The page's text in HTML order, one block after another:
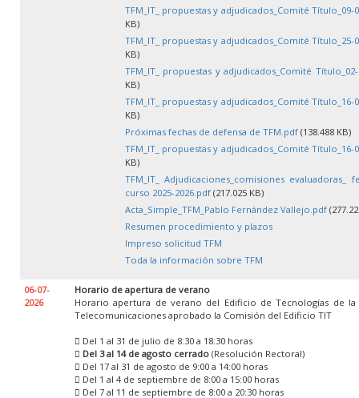
TFM_IT_ propuestas y adjudicados_Comité Título_09-
KB)
TFM_IT_ propuestas y adjudicados_Comité Título_25-
KB)
TFM_IT_ propuestas y adjudicados_Comité Título_02-
KB)
TFM_IT_ propuestas y adjudicados_Comité Título_16-
KB)
Próximas fechas de defensa de TFM.pdf (138.488 KB)
TFM_IT_ propuestas y adjudicados_Comité Título_16-
KB)
TFM_IT_ Adjudicaciones_comisiones evaluadoras_
curso 2025-2026.pdf (217.025 KB)
Acta_Simple_TFM_Pablo Fernández Vallejo.pdf
Resumen procedimiento y plazos
Impreso solicitud TFM
Toda la información sobre TFM
06-07-
2026
Horario de apertura de verano
Horario apertura de verano del Edificio de Tecnologías de
Telecomunicaciones aprobado la Comisión del Edificio TIT
 Del 1 al 31 de julio de 8:30 a 18:30 horas
 Del 3 al 14 de agosto cerrado (Resolución Rectoral)
 Del 17 al 31 de agosto de 9:00 a 14:00 horas
 Del 1 al 4 de septiembre de 8:00 a 15:00 horas
 Del 7 al 11 de septiembre de 8:00 a 20:30 horas